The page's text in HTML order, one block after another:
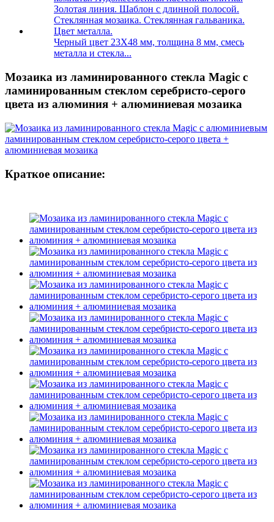
Черный цвет 23X48 мм, толщина 8 мм, смесь
металла и стекла...
Мозаика из ламинированного стекла Magic с
ламинированным стеклом серебристо-серого
цвета из алюминия + алюминиевая мозаика
Краткое описание: